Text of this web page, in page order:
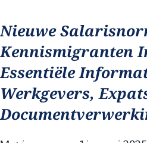
Nieuwe
Kennismigranten
Essentiële
Werkgevers,